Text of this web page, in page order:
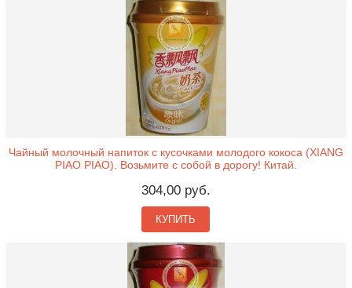
Чайный молочный напиток с кусочками молодого кокоса (XIANG
PIAO PIAO). Возьмите с собой в дорогу! Китай.
304,00 руб.
КУПИТЬ